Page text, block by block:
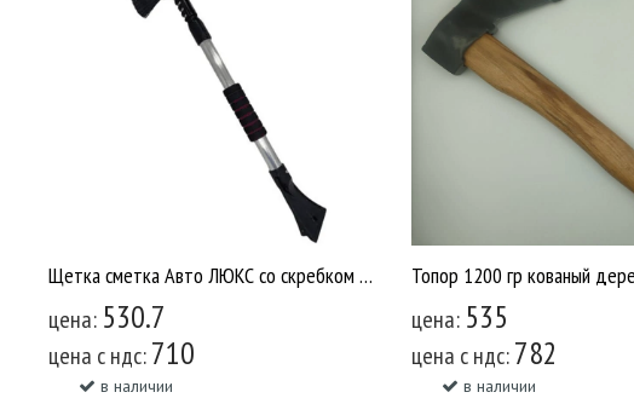
Щетка сметка Авто ЛЮКС со скребком Телескопическая Мультипласт У2463
цена: 530.7
цена c ндс:710
в наличии
цена: 535
цена c ндс:782
в наличии